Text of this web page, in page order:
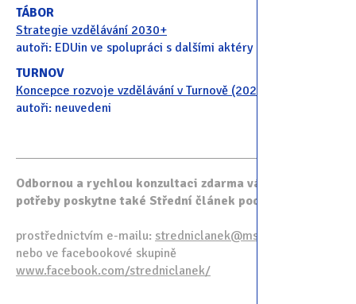
TÁBOR
Strategie vzdělávání 2030+
autoři: EDUin ve spolupráci s dalšími aktéry
TURNOV
Koncepce rozvoje vzdělávání v Turnově (2021)
autoři: neuvedeni
Odbornou a rychlou konzultaci zdarma vám v případě
potřeby poskytne také Střední článek podpory MŠMT:
prostřednictvím e-mailu: stredniclanek@msmt.cz
nebo ve facebookové skupině
www.facebook.com/stredniclanek/